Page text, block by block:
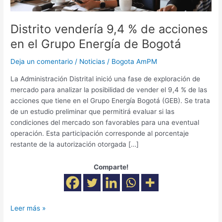
Distrito vendería 9,4 % de acciones
en el Grupo Energía de Bogotá
Deja un comentario / Noticias / Bogota AmPM
La Administración Distrital inició una fase de exploración de
mercado para analizar la posibilidad de vender el 9,4 % de las
acciones que tiene en el Grupo Energía Bogotá (GEB). Se trata
de un estudio preliminar que permitirá evaluar si las
condiciones del mercado son favorables para una eventual
operación. Esta participación corresponde al porcentaje
restante de la autorización otorgada […]
Comparte!
Energía
Bogotá
Leer más »